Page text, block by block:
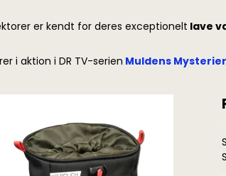
er kendt for deres exceptionelt lave
i aktion i DR TV-serien Muldens Mysterier